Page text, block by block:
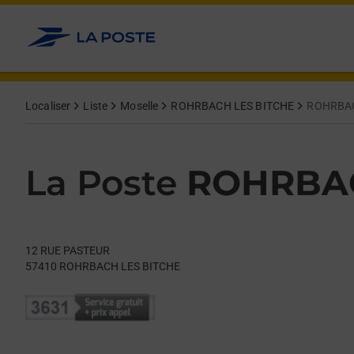
Allez au contenu
Localiser Liste Moselle ROHRBACH LES BITCHE
La Poste
12 RUE PASTEUR
57410 ROHRBACH LES BITCHE
Day of the WeekHours
Get directions to La Poste at 12 RUE PASTEUR ROHRBACH LES
lien s'ouvre dans un nouvel onglet